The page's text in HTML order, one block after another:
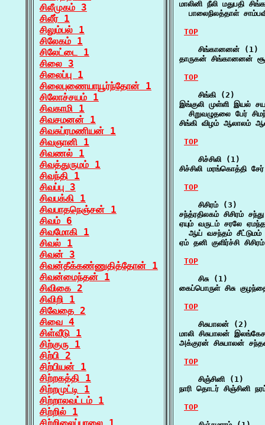
சிலீமுகம் 3
சிலீர் 1
சிலும்பல் 1
சிலேகம் 1
சிலேட்டை 1
சிலை 3
சிலைப்பு 1
சிலைபுணையாயூர்ந்தோன் 1
சிலோச்சயம் 1
சிவகாமி 1
சிவசமனன் 1
சிவசுப்ரமணியன் 1
சிவஞானி 1
சிவணல் 1
சிவத்துருமம் 1
சிவந்தி 1
சிவப்பு 3
சிவபக்கி 1
சிவபாதநெஞ்சன் 1
சிவம் 6
சிவமோகி 1
சிவல் 1
சிவன் 3
சிவன்தீக்கண்ணுதித்தோன் 1
சிவன்மைந்தன் 1
சிவிகை 2
சிவிறி 1
சிவேதை 2
சிவை 4
சிள்வீடு 1
சிற்குரு 1
சிற்பி 2
சிற்பியன் 1
சிற்றகத்தி 1
சிற்றமுட்டி 1
சிற்றாலவட்டம் 1
சிற்றில் 1
மாலினி நீலி மதுபதி
பாலைநிலத்தாள்
TOP
    சிங்கானனன் (1)
தாருகன் சிங்கானனன்
TOP
    சிங்கி (2)
இங்குலி முள்ளி இயல்
சிறுவழுதலை பேர்
சிங்கி விழம் ஆலாலம்
TOP
    சிச்சிலி (1)
சிச்சிலி மரங்கொத்தி
TOP
    சிசிரம் (3)
சந்த்ரதிலகம் சிசிரம்
ஏயும் வருடம் சரலே
ஆய் வசந்தம் சீட்டுமம்
ஏம் தனி குளிர்ச்சி
TOP
    சிசு (1)
கைப்பொருள் சிசு
TOP
    சிசுபாலன் (2)
மாலி சிசுபாலன்
அக்குரன் சிசுபாலன்
TOP
    சிஞ்சினி (1)
நாரி தொடர் சிஞ்சினி
TOP